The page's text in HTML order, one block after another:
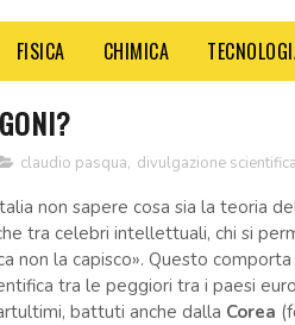
FISICA CHIMICA
claudio pasqua, divulgazione scientifica
non sapere cosa sia la teoria
tra celebri intellettuali, chi si
non la capisco». Questo
tra le peggiori tra i paesi
battuti anche dalla Corea